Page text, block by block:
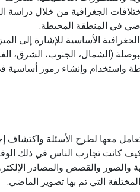
الجغرافية من خلال دراسة
في المنطقة المحيطة.
الأساسية للإشارة إلى
(الشمال، الجنوب، الشرق،
واستخدام وإنشاء رموز أساسية
معها لطرح الأسئلة
كانت تجارب الناس في ذلك
والصور والقصص والمصادر
التي تم بها تصوير الماضي.